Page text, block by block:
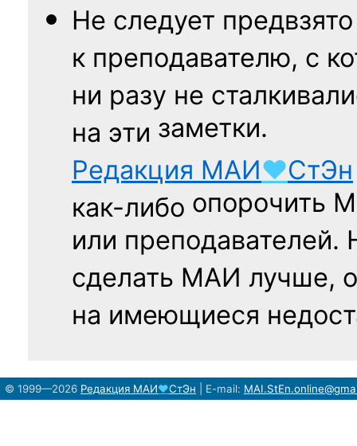
Не следует
к преподавателю, с
ни разу не
на эти заметки.
Редакция МАИ♥СтЭн
как-либо опорочить
или
сделать МАИ лучше,
на имеющиеся
© 1999—2026 Редакция МАИ♥СтЭн E-mail: